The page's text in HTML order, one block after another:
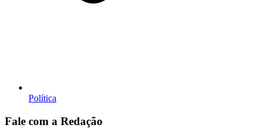
Política
Fale com a Redação